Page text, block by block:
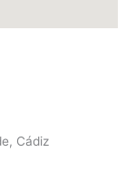
Cádiz